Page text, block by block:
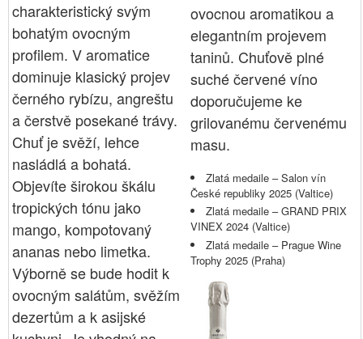
charakteristický svým
bohatým ovocným
profilem. V aromatice
dominuje klasický projev
černého rybízu, angreštu
a čerstvě posekané trávy.
Chuť je svěží, lehce
nasládlá a bohatá.
Objevíte širokou škálu
tropických tónu jako
mango, kompotovaný
ananas nebo limetka.
Výborně se bude hodit k
ovocným salátům, svěžím
dezertům a k asijské
ovocnou aromatikou a
elegantním projevem
taninů. Chuťově plné
suché červené víno
doporučujeme ke
grilovanému červenému
masu.
Zlatá medaile – Salon vín
České republiky 2025 (Valtice)
Zlatá medaile – GRAND PRIX
VINEX 2024 (Valtice)
Zlatá medaile – Prague Wine
Trophy 2025 (Praha)